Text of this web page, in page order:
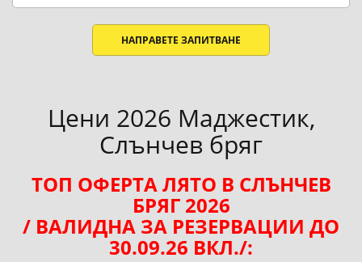
НАПРАВЕТЕ ЗАПИТВАНЕ
Цени 2026 Маджестик,
Слънчев бряг
ТОП ОФЕРТА ЛЯТО В СЛЪНЧЕВ
БРЯГ 2026
/ ВАЛИДНА ЗА РЕЗЕРВАЦИИ ДО
30.09.26 ВКЛ./: